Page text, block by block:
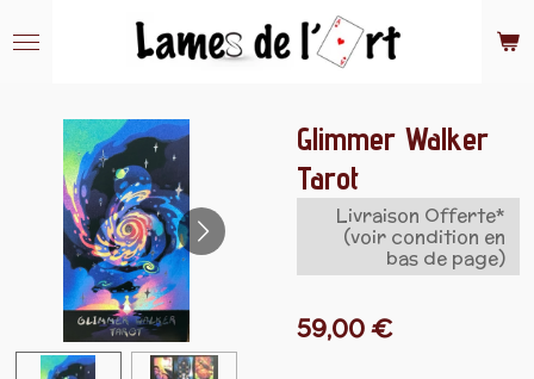
au
Glimmer Walker
Tarot
Livraison Offerte*
(voir condition en
bas de page)
59,00 €